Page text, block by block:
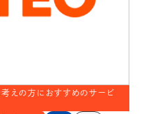
えの方におすすめのサービ